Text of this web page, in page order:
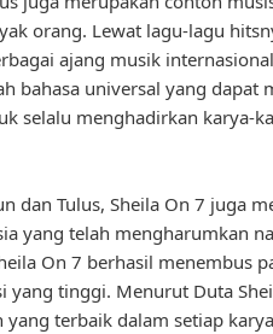
orang. Lewat lagu-lagu
ajang musik
bahasa universal yang dapat
selalu menghadirkan karya-
dan Tulus, Sheila On 7 juga
yang telah mengharumkan
On 7 berhasil menembus
yang tinggi. Menurut Duta
terbaik dalam setiap